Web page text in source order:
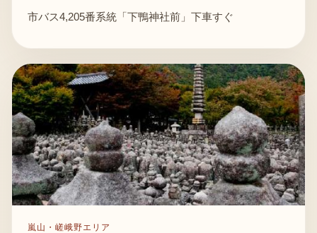
市バス4,205番系統「下鴨神社前」下車すぐ
嵐山・嵯峨野エリア